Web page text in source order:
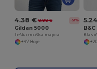
4.38 € 8.98 € -51%
Gildan 5000
Teška muška majica
+47 Boje
B&C